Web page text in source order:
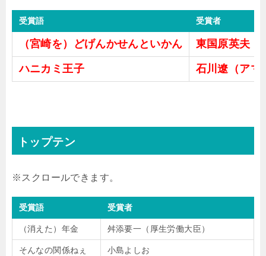
受賞語 受賞者
（宮崎を）どげんかせんといかん 東国原英夫（
ハニカミ王子 石川遼（アマ
トップテン
受賞語 受賞者
（消えた）年金 舛添要一（厚生労働大臣）
そんなの関係ねぇ 小島よしお